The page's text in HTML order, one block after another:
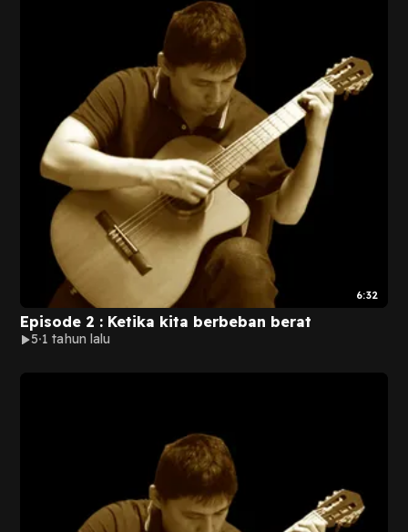
6:32
Episode 2 : Ketika kita berbeban berat
5 1 tahun lalu